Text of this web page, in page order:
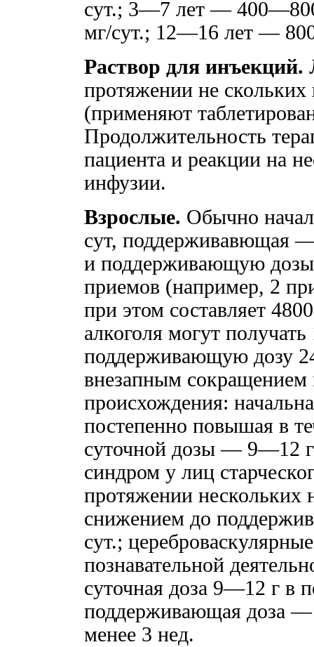
сут.; 3—7 лет —
мг/сут.; 12—16 лет —
Раствор для инъекций.
протяжении не скольких
(применяют
Продолжительность
пациента и реакции на
инфузии.
Взрослые. Обычно
сут, поддерживавющая
и поддерживающую дозы
приемов (например, 2
при этом составляет
алкоголя могут
поддерживающую дозу
внезапным
происхождения:
постепенно повышая в
суточной дозы — 9—12
синдром у лиц
протяжении нескольких
снижением до
сут.;
познавательной
суточная доза 9—12 г в
поддерживающая доза —
менее 3 нед.